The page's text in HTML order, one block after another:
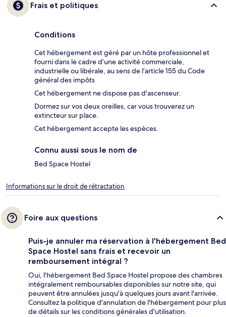
Frais et politiques
Conditions
Cet hébergement est géré par un hôte professionnel et
fourni dans le cadre d’une activité commerciale,
industrielle ou libérale, au sens de l’article 155 du Code
général des impôts
Cet hébergement ne dispose pas d'ascenseur.
Dormez sur vos deux oreilles, car vous trouverez un
extincteur sur place.
Cet hébergement accepte les espèces.
Connu aussi sous le nom de
Bed Space Hostel
Informations sur le droit de rétractation
Foire aux questions
Puis-je annuler ma réservation à l'hébergement Bed
Space Hostel sans frais et recevoir un
remboursement intégral ?
Oui, l'hébergement Bed Space Hostel propose des chambres
intégralement remboursables disponibles sur notre site, qui
peuvent être annulées jusqu'à quelques jours avant l'arrivée.
Consultez la politique d'annulation de l'hébergement pour plus
de détails sur les conditions générales d'utilisation.